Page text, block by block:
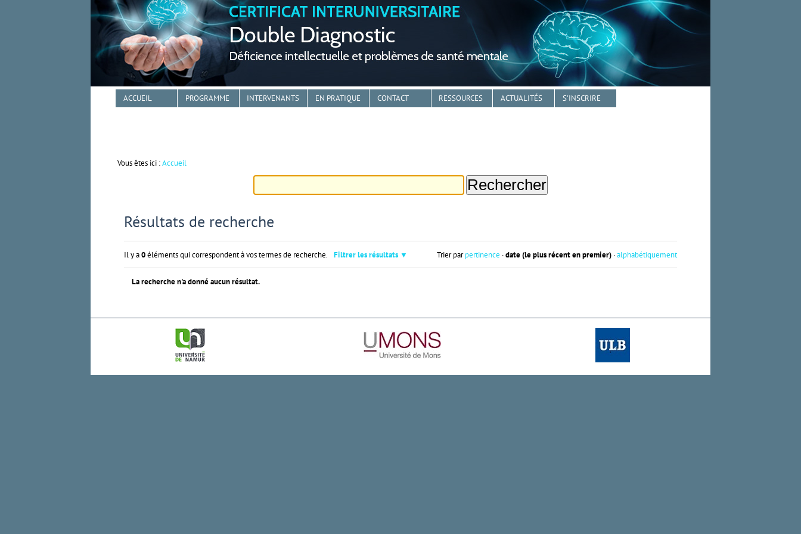
Aller
au
contenu.
|
Aller
navigation
Outils
personnels
ACCUEIL PROGRAMME INTERVENANTS EN PRATIQUE CONTACT RESSOURCES ACTUALITÉS S'INSCRIRE
Vous êtes ici :Accueil
Résultats de recherche
Il y a0éléments qui correspondent à vos termes de recherche. Filtrer les résultats Trier par pertinence ·date (le plus récent en premier) ·alphabétiquement
La recherche n'a donné aucun résultat.